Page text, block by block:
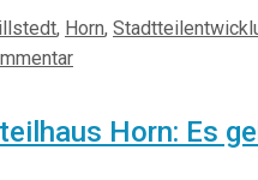
, Horn,
Horn: Es